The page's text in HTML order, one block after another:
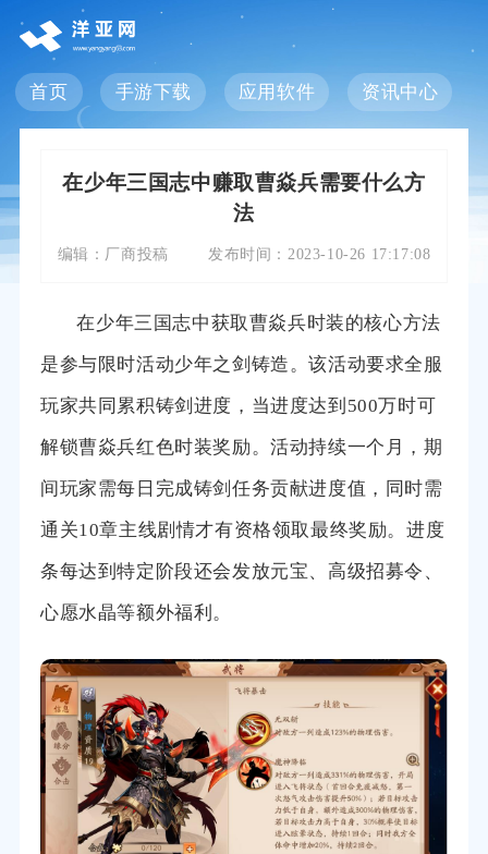
首页 手游下载 应用软件 资讯中心
在少年三国志中赚取曹焱兵需要什么方
法
编辑： 厂商投稿 发布时间： 2023-10-26 17:17:08
在少年三国志中获取曹焱兵时装的核心方法
是参与限时活动少年之剑铸造。该活动要求全服
玩家共同累积铸剑进度，当进度达到500万时可
解锁曹焱兵红色时装奖励。活动持续一个月，期
间玩家需每日完成铸剑任务贡献进度值，同时需
通关10章主线剧情才有资格领取最终奖励。进度
条每达到特定阶段还会发放元宝、高级招募令、
心愿水晶等额外福利。